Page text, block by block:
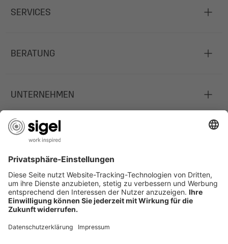
SERVICES
BERATUNG
UNTERNEHMEN
JOBS
INFORMATIONEN
Deutschland